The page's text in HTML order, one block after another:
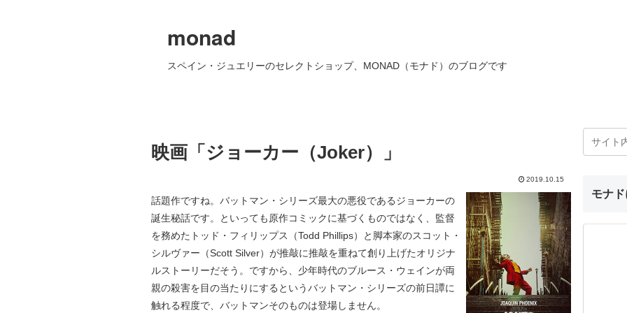
monad
スペイン・ジュエリーのセレクトショップ、MONAD（モナド）のブログです
映画「ジョーカー（Joker）」
2019.10.15
話題作ですね。バットマン・シリーズ最大の悪役であるジョーカーの
誕生秘話です。といっても原作コミックに基づくものではなく、監督
を務めたトッド・フィリップス（Todd Phillips）と脚本家のスコット・
シルヴァー（Scott Silver）が推敲に推敲を重ねて創り上げたオリジナ
ルストーリーだそう。ですから、少年時代のブルース・ウェインが両
親の殺害を目の当たりにするというバットマン・シリーズの前日譚に
触れる程度で、バットマンそのものは登場しません。
モナ